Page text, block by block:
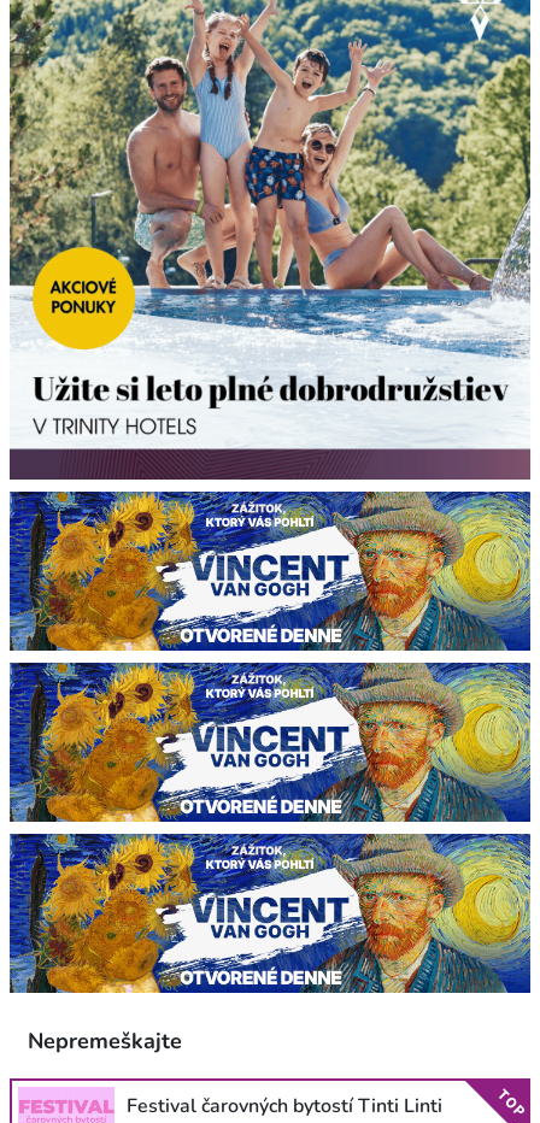
Nepremeškajte
Festival čarovných bytostí Tinti Linti TOP